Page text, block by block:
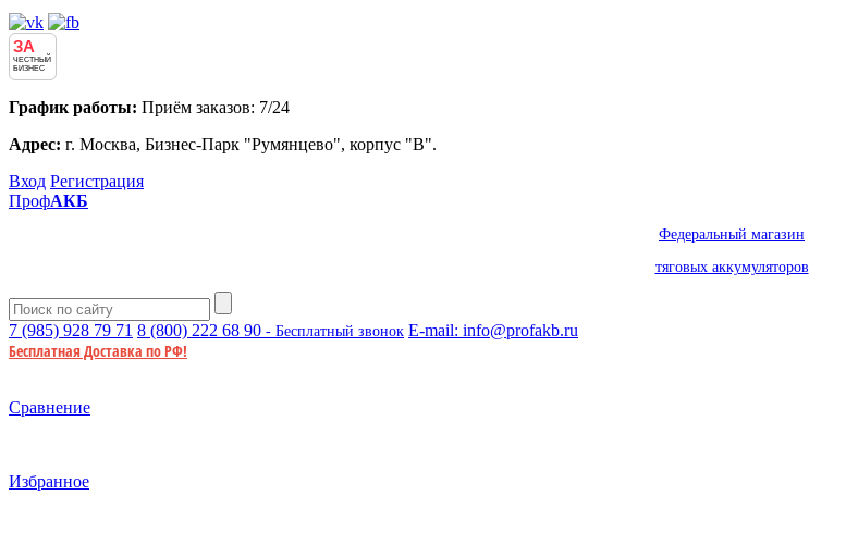
ЗА
ЧЕСТНЫЙ
БИЗНЕС
График работы: Приём заказов: 7/24
Адрес: г. Москва, Бизнес-Парк "Румянцево", корпус "В".
Вход Регистрация
ПрофАКБ
Федеральный магазин
тяговых аккумуляторов
7 (985) 928 79 71 8 (800) 222 68 90 - Бесплатный звонок E-mail: info@profakb.ru
Бесплатная Доставка по РФ!
Сравнение
Избранное